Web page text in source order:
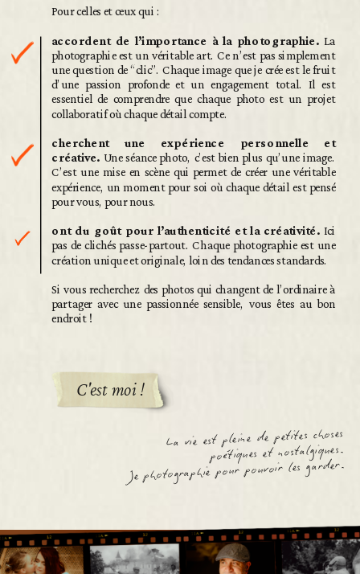
C'est moi !
La vie est pleine de petites choses
poétiques et nostalgiques.
Je photographie pour pouvoir les garder.
Pour celles et ceux qui :
accordent de l’importance à la photographie.La
photographie est un véritable art. Ce n’est pas simplement
une question de “clic”. Chaque image que je crée est le fruit
d’une passion profonde et un engagement total. Il est
essentiel de comprendre que chaque photo est un projet
collaboratif où chaque détail compte.
cherchent une expérience personnelle et
créative. Une séance photo, c’est bien plus qu’une image.
C’est une mise en scène qui permet de créer une véritable
expérience, un moment pour soi où chaque détail est pensé
pour vous, pour nous.
ont du goût pour l’authenticité et la créativité.Ici
pas de clichés passe-partout. Chaque photographie est une
création unique et originale, loin des tendances standards.
Si vous recherchez des photos qui changent de l’ordinaire à
partager avec une passionnée sensible, vous êtes au bon
endroit !